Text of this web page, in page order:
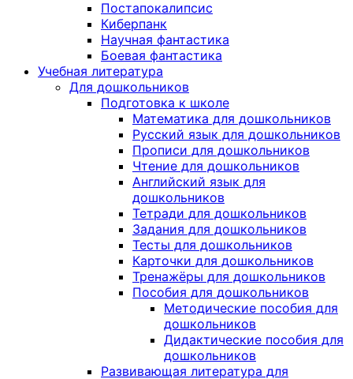
Постапокалипсис
Киберпанк
Научная фантастика
Боевая фантастика
Учебная литература
Для дошкольников
Подготовка к школе
Математика для дошкольников
Русский язык для дошкольников
Прописи для дошкольников
Чтение для дошкольников
Английский язык для
дошкольников
Тетради для дошкольников
Задания для дошкольников
Тесты для дошкольников
Карточки для дошкольников
Тренажёры для дошкольников
Пособия для дошкольников
Методические пособия для
дошкольников
Дидактические пособия для
дошкольников
Развивающая литература для